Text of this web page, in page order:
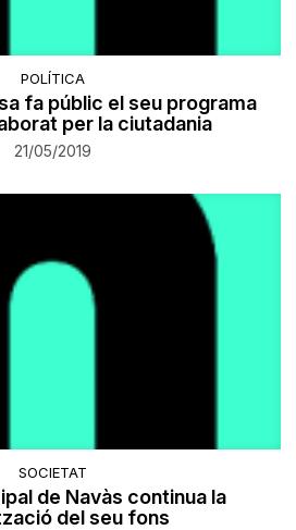
POLÍTICA
fa públic el seu programa
per la ciutadania
21/05/2019
SOCIETAT
de Navàs continua la
del seu fons